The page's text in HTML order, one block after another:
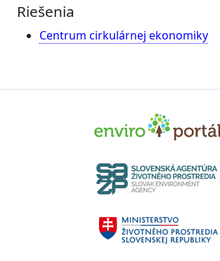
Riešenia
Centrum cirkulárnej ekonomiky